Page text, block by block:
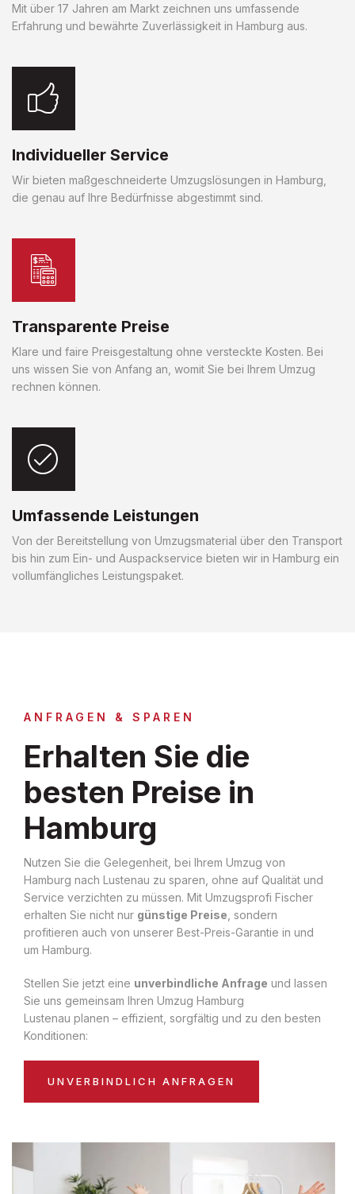
Mit über 17 Jahren am Markt zeichnen uns umfassende
Erfahrung und bewährte Zuverlässigkeit in Hamburg aus.
Individueller Service
Wir bieten maßgeschneiderte Umzugslösungen in Hamburg,
die genau auf Ihre Bedürfnisse abgestimmt sind.
Transparente Preise
Klare und faire Preisgestaltung ohne versteckte Kosten. Bei
uns wissen Sie von Anfang an, womit Sie bei Ihrem Umzug
rechnen können.
Umfassende Leistungen
Von der Bereitstellung von Umzugsmaterial über den Transport
bis hin zum Ein- und Auspackservice bieten wir in Hamburg ein
vollumfängliches Leistungspaket.
ANFRAGEN & SPAREN
Erhalten Sie die
besten Preise in
Hamburg
Nutzen Sie die Gelegenheit, bei Ihrem Umzug von
Hamburg nach Lustenau zu sparen, ohne auf Qualität und
Service verzichten zu müssen. Mit Umzugsprofi Fischer
erhalten Sie nicht nur günstige Preise , sondern
profitieren auch von unserer Best-Preis-Garantie in und
um Hamburg.
Stellen Sie jetzt eine unverbindliche Anfrage und lassen
Sie uns gemeinsam Ihren Umzug Hamburg
Lustenau planen – effizient, sorgfältig und zu den besten
Konditionen:
UNVERBINDLICH ANFRAGEN